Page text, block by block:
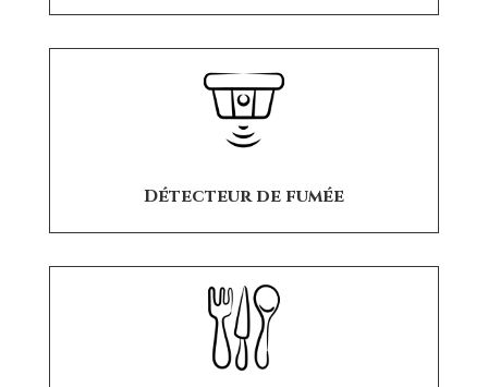
Détecteur de fumée